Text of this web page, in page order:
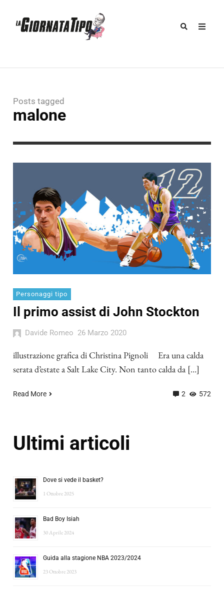
Posts tagged
malone
Personaggi tipo
Il primo assist di John Stockton
Davide Romeo 26 Marzo 2020
illustrazione grafica di Christina Pignoli Era una calda
serata d’estate a Salt Lake City. Non tanto calda da […]
Read More 2 572
Ultimi articoli
Dove si vede il basket?
1 Ottobre 2025
Bad Boy Isiah
30 Aprile 2024
Guida alla stagione NBA 2023/2024
23 Ottobre 2023